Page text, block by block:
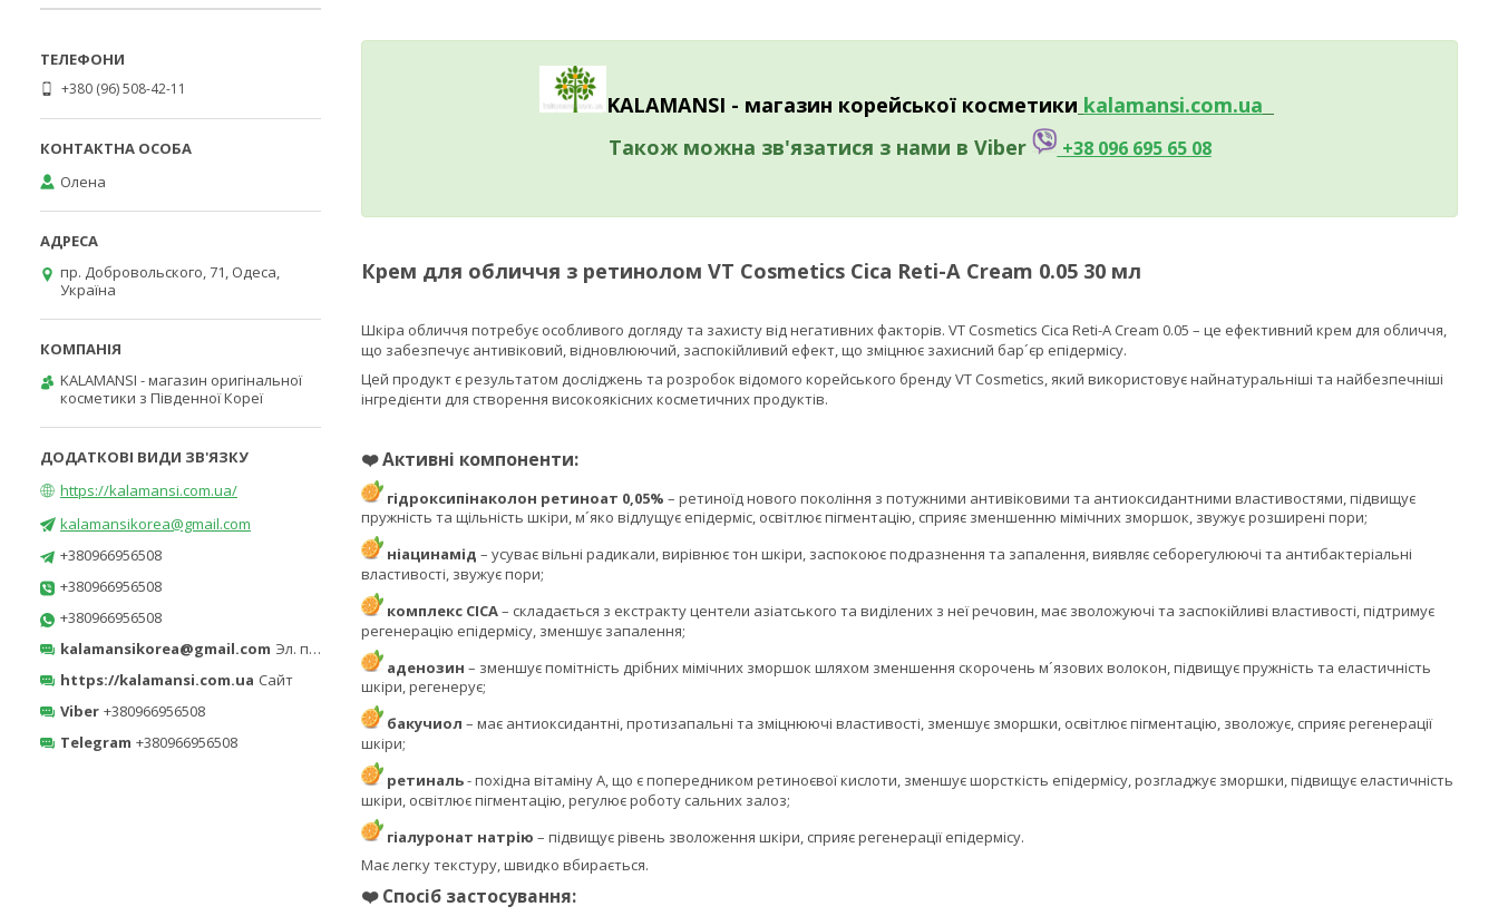
KALAMANSI - магазин корейської косметики kalamansi.com.ua
Також можна зв'язатися з нами в Viber
+38 096 695 65 08
Крем для обличчя з ретинолом VT Cosmetics Cica Reti-A Cream 0.05 30 мл
Шкіра обличчя потребує особливого догляду та захисту від негативних факторів. VT Cosmetics Cica Reti-A Cream 0.05 – це ефективний крем для обличчя,
що забезпечує антивіковий, відновлюючий, заспокійливий ефект, що зміцнює захисний бар´єр епідермісу.
Цей продукт є результатом досліджень та розробок відомого корейського бренду VT Cosmetics, який використовує найнатуральніші та найбезпечніші
інгредієнти для створення високоякісних косметичних продуктів.
❤️Активні компоненти:
гідроксипінаколон ретиноат 0,05% – ретиноїд нового покоління з потужними антивіковими та антиоксидантними властивостями, підвищує
пружність та щільність шкіри, м´яко відлущує епідерміс, освітлює пігментацію, сприяє зменшенню мімічних зморшок, звужує розширені пори;
ніацинамід – усуває вільні радикали, вирівнює тон шкіри, заспокоює подразнення та запалення, виявляє себорегулюючі та антибактеріальні
властивості, звужує пори;
комплекс CICA– складається з екстракту центели азіатського та виділених з неї речовин, має зволожуючі та заспокійливі властивості, підтримує
регенерацію епідермісу, зменшує запалення;
аденозин – зменшує помітність дрібних мімічних зморшок шляхом зменшення скорочень м´язових волокон, підвищує пружність та еластичність
шкіри, регенерує;
бакучиол – має антиоксидантні, протизапальні та зміцнюючі властивості, зменшує зморшки, освітлює пігментацію, зволожує, сприяє регенерації
шкіри;
ретиналь- похідна вітаміну А, що є попередником ретиноєвої кислоти, зменшує шорсткість епідермісу, розгладжує зморшки, підвищує еластичність
шкіри, освітлює пігментацію, регулює роботу сальних залоз;
гіалуронат натрію – підвищує рівень зволоження шкіри, сприяє регенерації епідермісу.
Має легку текстуру, швидко вбирається.
❤️Спосіб застосування:
+380 (96) 508-42-11
Олена
пр. Добровольского, 71, Одеса,
Україна
KALAMANSI - магазин оригінальної
косметики з Південної Кореї
https://kalamansi.com.ua/
kalamansikorea@gmail.com
+380966956508
+380966956508
+380966956508
kalamansikorea@gmail.com Эл. почта
https://kalamansi.com.ua Сайт
Viber +380966956508
Telegram +380966956508